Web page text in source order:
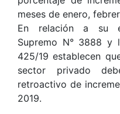
meses de enero,
En relación a su
Supremo N° 3888 y
425/19 establecen
sector privado
retroactivo de
2019.